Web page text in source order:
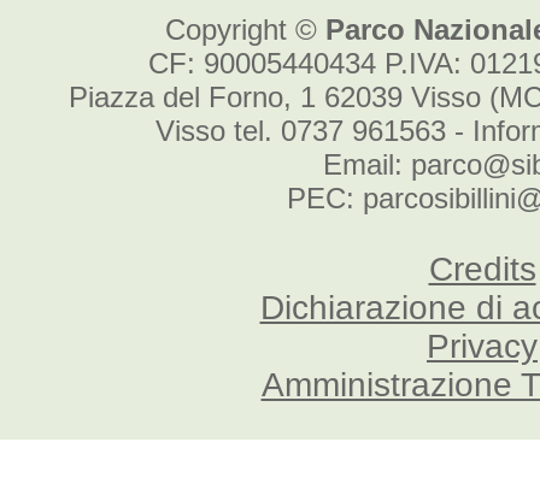
Copyright © Parco
CF: 90005440434 P.IVA:
Piazza del Forno, 1 62039 Visso
Visso tel. 0737 961563 -
Email:
PEC:
Credits
Dichiarazione di
Privacy
Amministrazione